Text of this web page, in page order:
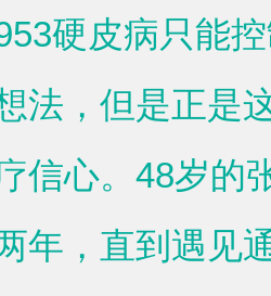
硬皮病只能
法，但是正是
信心。48岁的
年，直到遇见